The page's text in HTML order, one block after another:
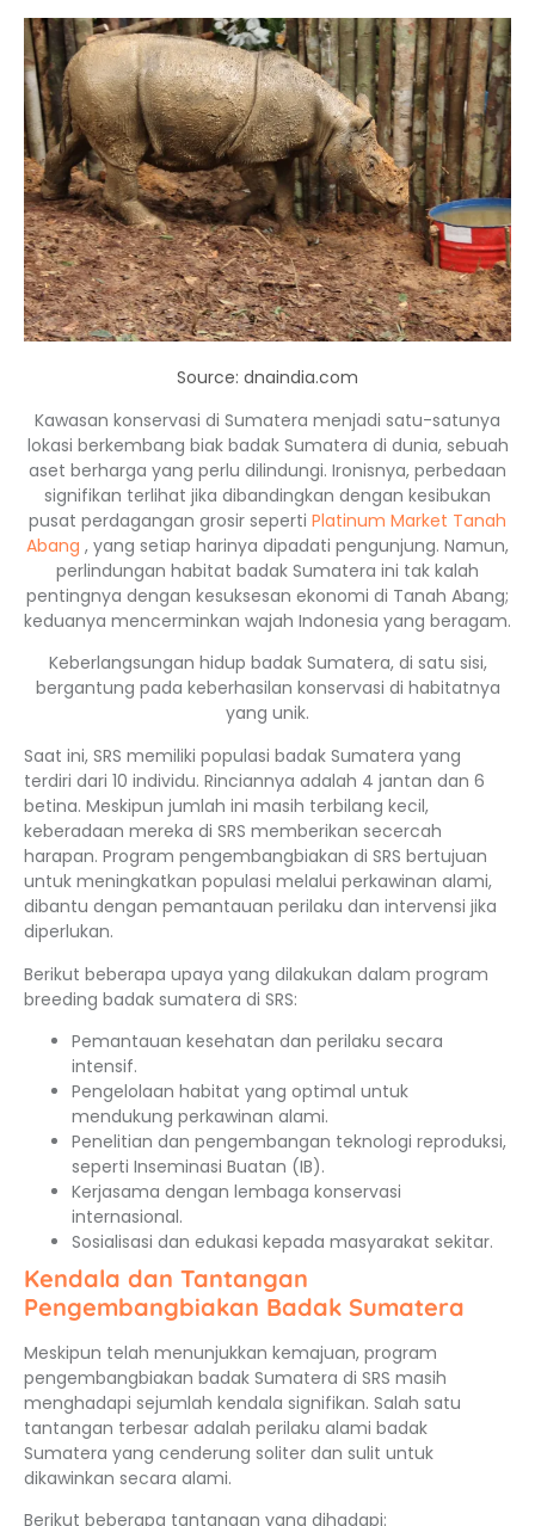
Source: dnaindia.com
Kawasan konservasi di Sumatera menjadi satu-satunya
lokasi berkembang biak badak Sumatera di dunia, sebuah
aset berharga yang perlu dilindungi. Ironisnya, perbedaan
signifikan terlihat jika dibandingkan dengan kesibukan
pusat perdagangan grosir seperti Platinum Market Tanah
Abang , yang setiap harinya dipadati pengunjung. Namun,
perlindungan habitat badak Sumatera ini tak kalah
pentingnya dengan kesuksesan ekonomi di Tanah Abang;
keduanya mencerminkan wajah Indonesia yang beragam.
Keberlangsungan hidup badak Sumatera, di satu sisi,
bergantung pada keberhasilan konservasi di habitatnya
yang unik.
Saat ini, SRS memiliki populasi badak Sumatera yang
terdiri dari 10 individu. Rinciannya adalah 4 jantan dan 6
betina. Meskipun jumlah ini masih terbilang kecil,
keberadaan mereka di SRS memberikan secercah
harapan. Program pengembangbiakan di SRS bertujuan
untuk meningkatkan populasi melalui perkawinan alami,
dibantu dengan pemantauan perilaku dan intervensi jika
diperlukan.
Berikut beberapa upaya yang dilakukan dalam program
breeding badak sumatera di SRS:
Pemantauan kesehatan dan perilaku secara
intensif.
Pengelolaan habitat yang optimal untuk
mendukung perkawinan alami.
Penelitian dan pengembangan teknologi reproduksi,
seperti Inseminasi Buatan (IB).
Kerjasama dengan lembaga konservasi
internasional.
Sosialisasi dan edukasi kepada masyarakat sekitar.
Kendala dan Tantangan
Pengembangbiakan Badak Sumatera
Meskipun telah menunjukkan kemajuan, program
pengembangbiakan badak Sumatera di SRS masih
menghadapi sejumlah kendala signifikan. Salah satu
tantangan terbesar adalah perilaku alami badak
Sumatera yang cenderung soliter dan sulit untuk
dikawinkan secara alami.
Berikut beberapa tantangan yang dihadapi: